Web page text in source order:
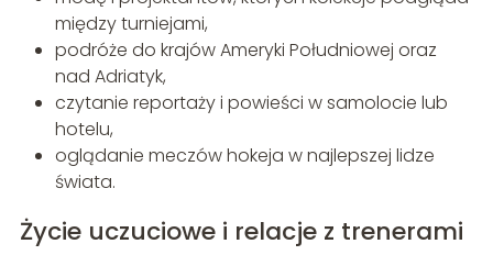
między turniejami,
podróże do krajów Ameryki Południowej oraz
nad Adriatyk,
czytanie reportaży i powieści w samolocie lub
hotelu,
oglądanie meczów hokeja w najlepszej lidze
świata.
Życie uczuciowe i relacje z trenerami